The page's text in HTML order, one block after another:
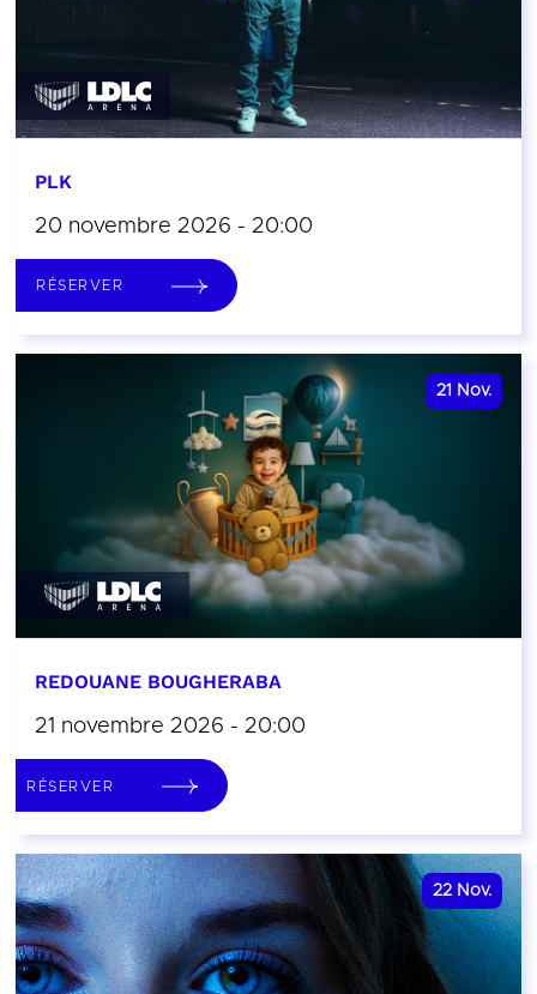
PLK
20 novembre 2026 - 20:00
RÉSERVER
21 Nov.
REDOUANE BOUGHERABA
21 novembre 2026 - 20:00
RÉSERVER
22 Nov.